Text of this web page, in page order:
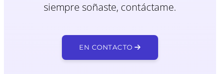
siempre soñaste, contáctame.
EN CONTACTO